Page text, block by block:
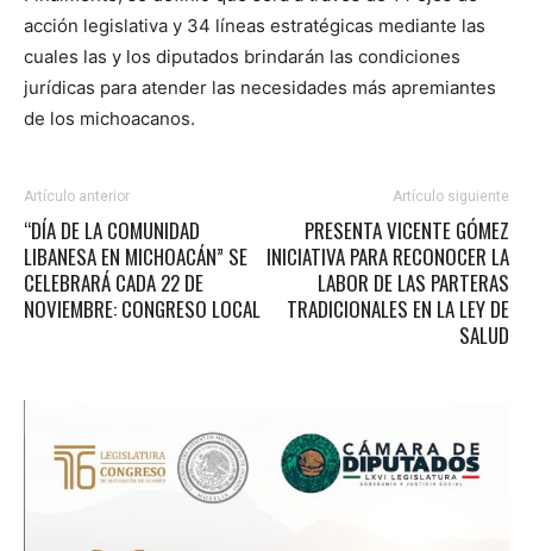
acción legislativa y 34 líneas estratégicas mediante las
cuales las y los diputados brindarán las condiciones
jurídicas para atender las necesidades más apremiantes
de los michoacanos.
Artículo anterior
“DÍA DE LA COMUNIDAD
LIBANESA EN MICHOACÁN” SE
CELEBRARÁ CADA 22 DE
NOVIEMBRE: CONGRESO LOCAL
Artículo siguiente
PRESENTA VICENTE GÓMEZ
INICIATIVA PARA RECONOCER LA
LABOR DE LAS PARTERAS
TRADICIONALES EN LA LEY DE
SALUD